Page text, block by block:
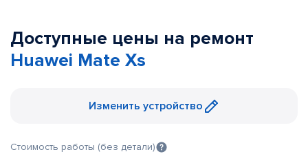
Доступные цены на ремонт
Huawei Mate Xs
Изменить устройство
Стоимость работы (без детали)